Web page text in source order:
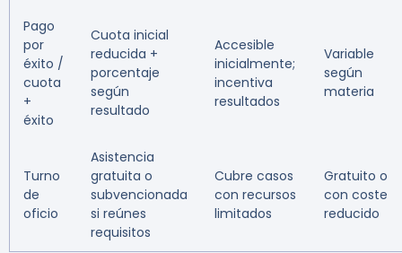
Pago
por
éxito /
cuota
+
éxito
Cuota inicial
reducida +
porcentaje
según
resultado
Accesible
inicialmente;
incentiva
resultados
Variable
según
materia
Turno
de
oficio
Asistencia
gratuita o
subvencionada
si reúnes
requisitos
Cubre casos
con recursos
limitados
Gratuito o
con coste
reducido